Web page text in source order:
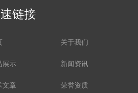
链接
关于我们
展示 新闻资讯
文章 荣誉资质